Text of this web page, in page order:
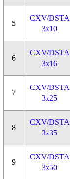
5
CXV/DSTA
3x10
6
CXV/DSTA
3x16
7
CXV/DSTA
3x25
8
CXV/DSTA
3x35
9
CXV/DSTA
3x50